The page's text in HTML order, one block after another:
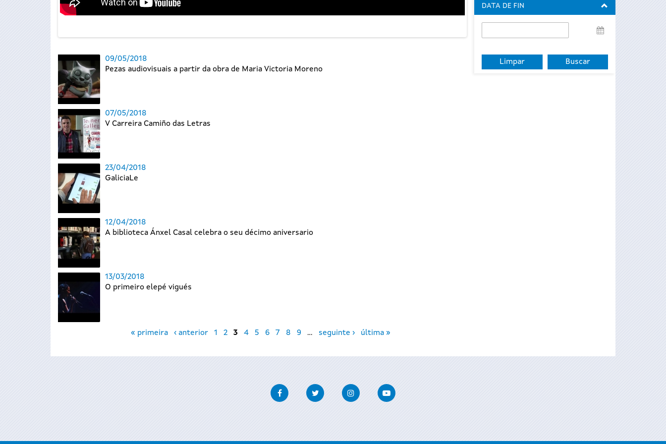
09/05/2018
Pezas audiovisuais a partir da obra de Maria Victoria Moreno
07/05/2018
V Carreira Camiño das Letras
23/04/2018
GaliciaLe
12/04/2018
A biblioteca Ánxel Casal celebra o seu décimo aniversario
13/03/2018
O primeiro elepé vigués
« primeira ‹ anterior 1 2 3 4 5 6 7 8 9 … seguinte › última »
DATA DE FIN
de
FacebookTwitter InstagramYoutube